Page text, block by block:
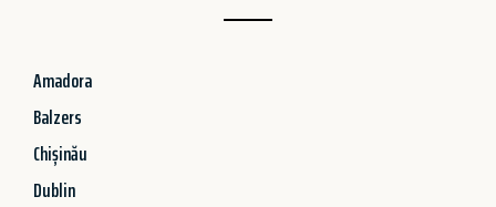
Amadora
Balzers
Chișinău
Dublin